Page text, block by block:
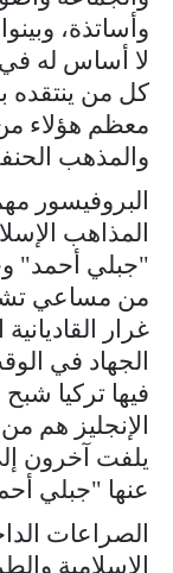
وأساتذة،
لا أساس له في
كل من ينتقده
معظم هؤلاء
والمذهب
البروفيسور
المذاهب
"جبلي أحمد"
من مساعي
غرار
الجهاد في
فيها تركيا
الإنجليز هم
يلفت آخرون
عنها "جبلي
الصراعات
الإسلامية